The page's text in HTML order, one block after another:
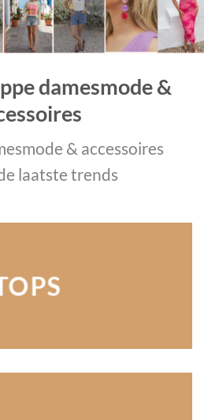
damesmode &
& accessoires
laatste trends